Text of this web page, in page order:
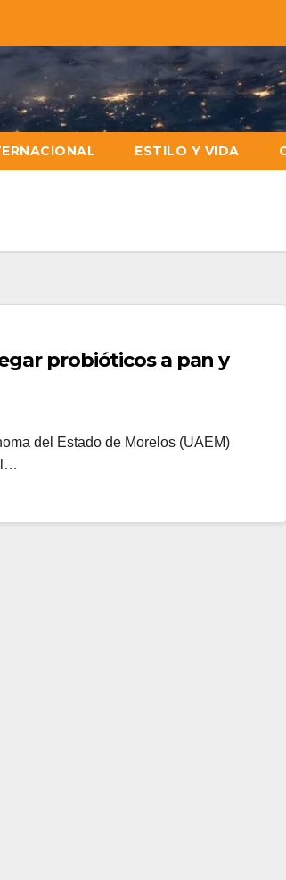
ESTILO Y VIDA
probióticos a pan y
del Estado de Morelos (UAEM)